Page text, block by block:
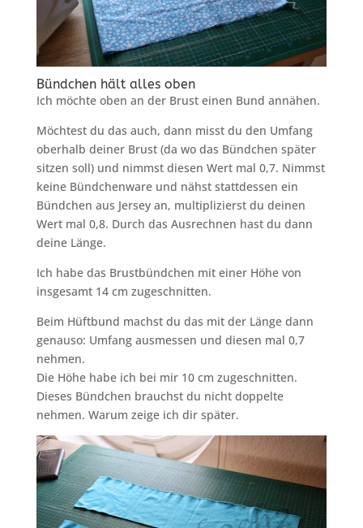
Bündchen hält alles oben
Ich möchte oben an der Brust einen Bund annähen.
Möchtest du das auch, dann misst du den Umfang
oberhalb deiner Brust (da wo das Bündchen später
sitzen soll) und nimmst diesen Wert mal 0,7. Nimmst
keine Bündchenware und nähst stattdessen ein
Bündchen aus Jersey an, multiplizierst du deinen
Wert mal 0,8. Durch das Ausrechnen hast du dann
deine Länge.
Ich habe das Brustbündchen mit einer Höhe von
insgesamt 14 cm zugeschnitten.
Beim Hüftbund machst du das mit der Länge dann
genauso: Umfang ausmessen und diesen mal 0,7
nehmen.
Die Höhe habe ich bei mir 10 cm zugeschnitten.
Dieses Bündchen brauchst du nicht doppelte
nehmen. Warum zeige ich dir später.